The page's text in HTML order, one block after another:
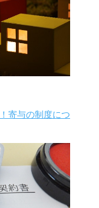
寄与の制度につ